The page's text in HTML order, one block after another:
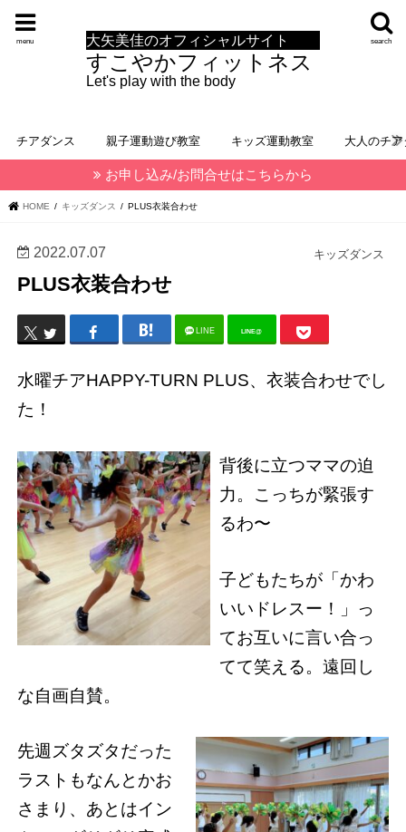
大矢美佳のオフィシャルサイト
すこやかフィットネス
Let's play with the body
search
menu
チアダンス 親子運動遊び教室 キッズ運動教室 大人のチ
お申し込み/お問合せはこちらから
HOME キッズダンス PLUS衣装合わせ
キッズダンス
2022.07.07
PLUS衣装合わせ
LINE LINE@
水曜チアHAPPY-TURN PLUS、衣装合わせでし
た！
背後に立つママの迫
力。こっちが緊張す
るわ〜
子どもたちが「かわ
いいドレスー！」っ
てお互いに言い合っ
てて笑える。遠回し
な自画自賛。
先週ズタズタだった
ラストもなんとかお
さまり、あとはイン